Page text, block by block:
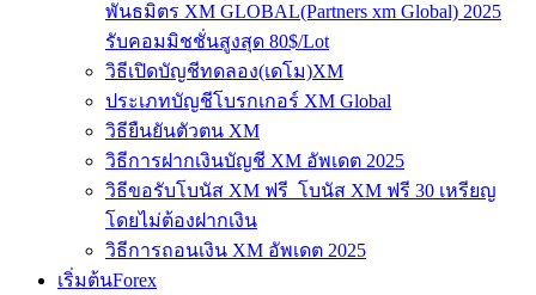
พันธมิตร XM GLOBAL(Partners xm Global) 2025
รับคอมมิชชั่นสูงสุด 80$/Lot
วิธีเปิดบัญชีทดลอง(เดโม)XM
ประเภทบัญชีโบรกเกอร์ XM Global
วิธียืนยันตัวตน XM
วิธีการฝากเงินบัญชี XM อัพเดต 2025
วิธีขอรับโบนัส XM ฟรี โบนัส XM ฟรี 30 เหรียญ
โดยไม่ต้องฝากเงิน
วิธีการถอนเงิน XM อัพเดต 2025
เริ่มต้นForex